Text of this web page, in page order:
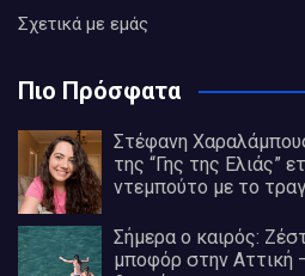
Σχετικά με εμάς
Πιο Πρόσφατα
Στέφανη
της “Γης της Ελιάς”
ντεμπούτο με το
Σήμερα ο καιρός:
μποφόρ στην Αττική